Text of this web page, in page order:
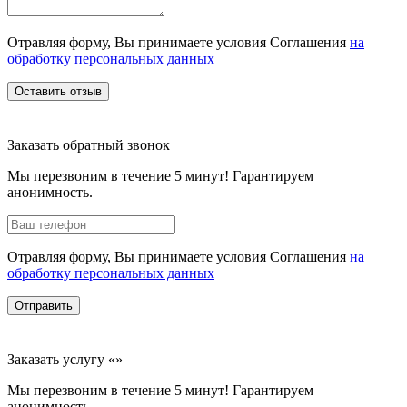
Отравляя форму, Вы принимаете условия Соглашения на
обработку персональных данных
Оставить отзыв
Заказать обратный звонок
Мы перезвоним в течение 5 минут! Гарантируем
анонимность.
Отравляя форму, Вы принимаете условия Соглашения на
обработку персональных данных
Отправить
Заказать услугу «»
Мы перезвоним в течение 5 минут! Гарантируем